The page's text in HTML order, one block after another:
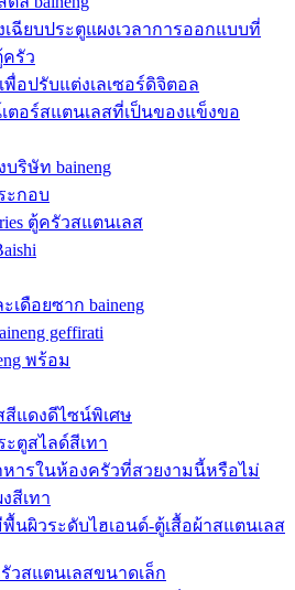
เฉียบประตูแผงเวลาการออกแบบที่
ครัว
อปรับแต่งเลเซอร์ดิจิตอล
ตอร์สแตนเลสที่เป็นของแข็งขอ
ริษัท baineng
ะกอบ
ตู้ครัวสแตนเลส
เดือยซาก baineng
geffirati
พร้อม
สีแดงดีไซน์พิเศษ
ตูสไลด์สีเทา
ารในห้องครัวที่สวยงามนี้หรือไม่
สีเทา
นผิวระดับไฮเอนด์-ตู้เสื้อผ้าสแตนเลส
วสแตนเลสขนาดเล็ก